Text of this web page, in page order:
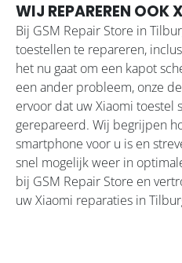
WIJ REPAREREN OOK
Bij GSM Repair Store in
toestellen te repareren,
het nu gaat om een kapot
een ander probleem, onze
ervoor dat uw Xiaomi
gerepareerd. Wij begrijpen
smartphone voor u is en
snel mogelijk weer in
bij GSM Repair Store en
uw Xiaomi reparaties in